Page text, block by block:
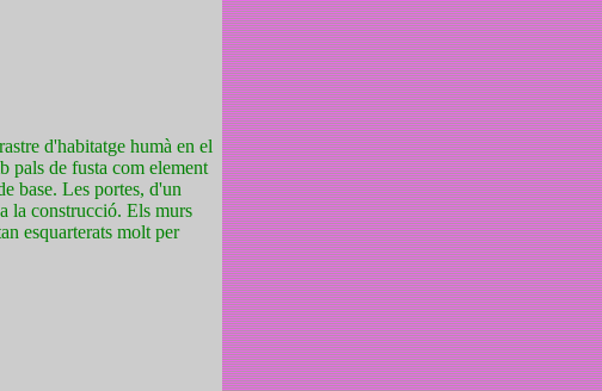
d'habitatge humà en el
pals de fusta com element
base. Les portes, d'un
la construcció. Els murs
esquarterats molt per